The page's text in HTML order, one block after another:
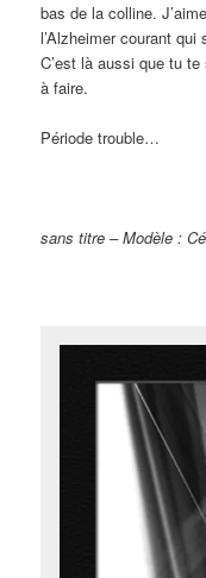
bas de la colline.
l’Alzheimer courant
C’est là aussi que tu
à faire.
Période trouble…
sans titre – Modèle :